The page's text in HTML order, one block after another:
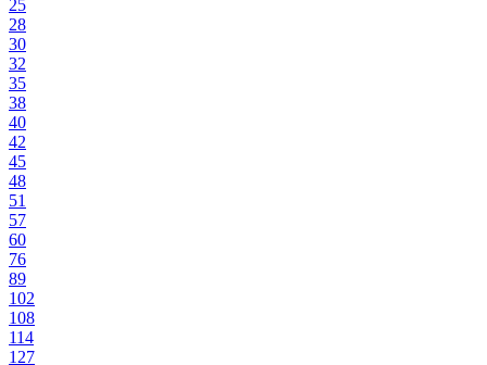
25
28
30
32
35
38
40
42
45
48
51
57
60
76
89
102
108
114
127